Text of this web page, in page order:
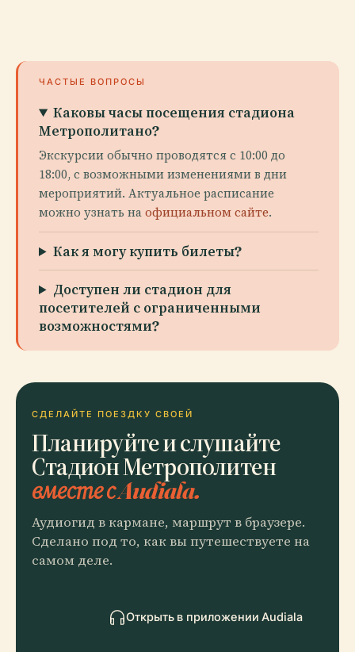
ЧАСТЫЕ ВОПРОСЫ
Каковы часы посещения стадиона
Метрополитано?
Экскурсии обычно проводятся с 10:00 до
18:00, с возможными изменениями в дни
мероприятий. Актуальное расписание
можно узнать наофициальном сайте.
Как я могу купить билеты?
Доступен ли стадион для
посетителей с ограниченными
возможностями?
СДЕЛАЙТЕ ПОЕЗДКУ СВОЕЙ
Планируйте и слушайте
Стадион Метрополитен
вместе с Audiala.
Аудиогид в кармане, маршрут в браузере.
Сделано под то, как вы путешествуете на
самом деле.
Открыть в приложении Audiala